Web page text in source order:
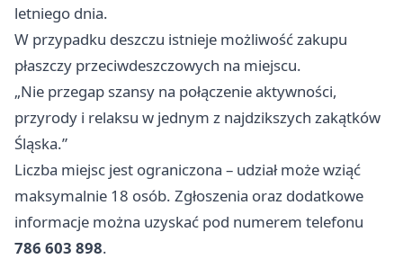
letniego dnia.
W przypadku deszczu istnieje możliwość zakupu
płaszczy przeciwdeszczowych na miejscu.
„Nie przegap szansy na połączenie aktywności,
przyrody i relaksu w jednym z najdzikszych zakątków
Śląska.”
Liczba miejsc jest ograniczona – udział może wziąć
maksymalnie 18 osób. Zgłoszenia oraz dodatkowe
informacje można uzyskać pod numerem telefonu
786 603 898.